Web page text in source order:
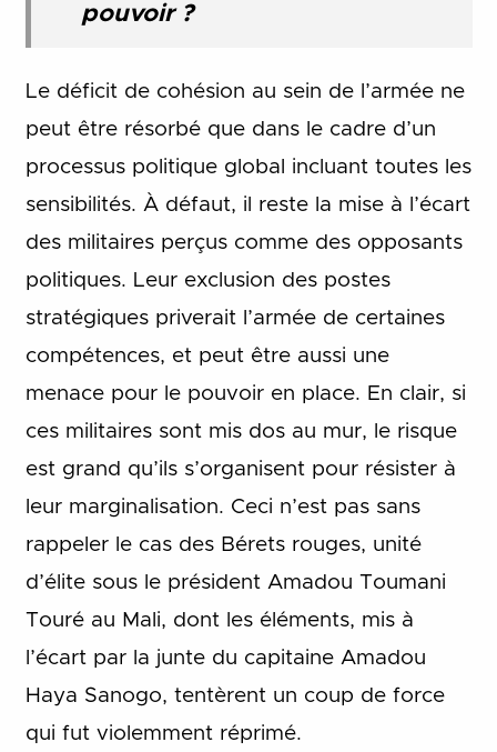
pouvoir ?
Le déficit de cohésion au sein de l’armée ne
peut être résorbé que dans le cadre d’un
processus politique global incluant toutes les
sensibilités. À défaut, il reste la mise à l’écart
des militaires perçus comme des opposants
politiques. Leur exclusion des postes
stratégiques priverait l’armée de certaines
compétences, et peut être aussi une
menace pour le pouvoir en place. En clair, si
ces militaires sont mis dos au mur, le risque
est grand qu’ils s’organisent pour résister à
leur marginalisation. Ceci n’est pas sans
rappeler le cas des Bérets rouges, unité
d’élite sous le président Amadou Toumani
Touré au Mali, dont les éléments, mis à
l’écart par la junte du capitaine Amadou
Haya Sanogo, tentèrent un coup de force
qui fut violemment réprimé.